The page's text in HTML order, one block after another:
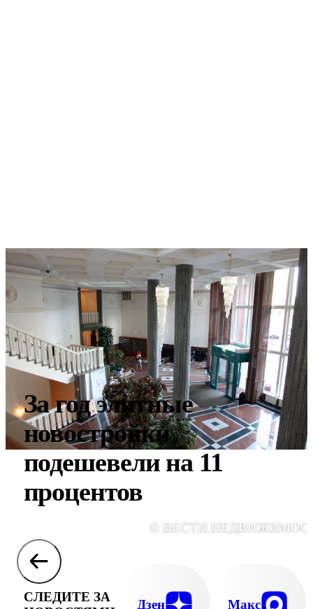
За год элитные
новостройки
подешевели на 11
процентов
©
СЛЕДИТЕ ЗА
Дзен Макс